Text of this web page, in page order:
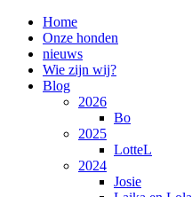
Home
Onze honden
nieuws
Wie zijn wij?
Blog
2026
Bo
2025
LotteL
2024
Josie